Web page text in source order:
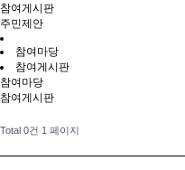
참여게시판
주민제안
참여마당
참여게시판
참여마당
참여게시판
Total 0건 1 페이지